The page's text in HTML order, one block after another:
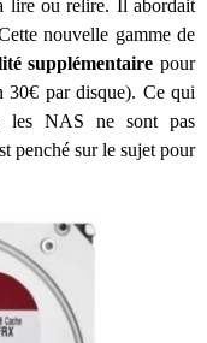
lire ou relire. Il abordait
nouvelle gamme de
supplémentaire pour
30€ par disque). Ce qui
les NAS ne sont pas
penché sur le sujet pour